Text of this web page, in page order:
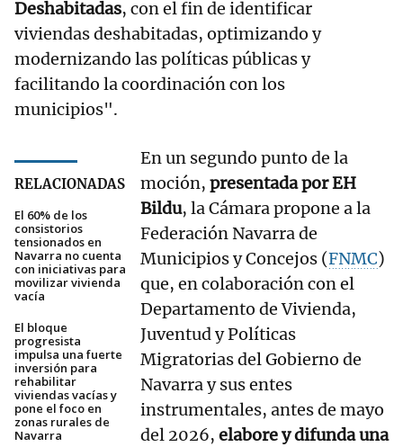
Deshabitadas, con el fin de identificar
viviendas deshabitadas, optimizando y
modernizando las políticas públicas y
facilitando la coordinación con los
municipios".
RELACIONADAS
El 60% de los
consistorios
tensionados en
Navarra no cuenta
con iniciativas para
movilizar vivienda
vacía
El bloque
progresista
impulsa una fuerte
inversión para
rehabilitar
viviendas vacías y
pone el foco en
zonas rurales de
Navarra
En un segundo punto de la
moción, presentada por EH
Bildu, la Cámara propone a la
Federación Navarra de
Municipios y Concejos (FNMC)
que, en colaboración con el
Departamento de Vivienda,
Juventud y Políticas
Migratorias del Gobierno de
Navarra y sus entes
instrumentales, antes de mayo
del 2026, elabore y difunda una